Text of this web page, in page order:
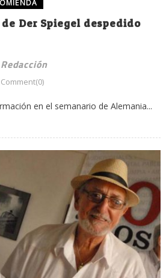
Der Spiegel despedido
Redacción
Comment(0)
en el semanario de Alemania...